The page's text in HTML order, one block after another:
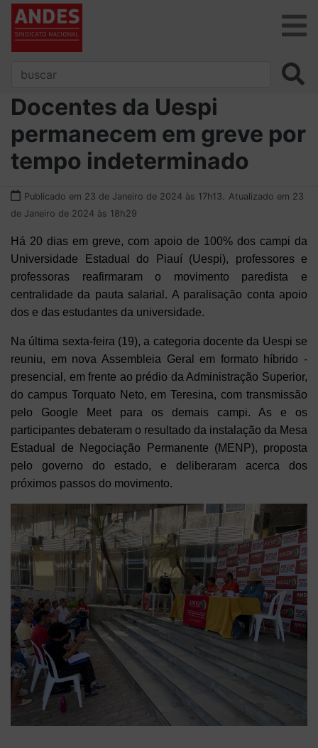
Docentes da Uespi
permanecem em greve por
tempo indeterminado
Publicado em 23 de Janeiro de 2024 às 17h13.
Atualizado em 23
de Janeiro de 2024 às 18h29
Há 20 dias em greve, com apoio de 100% dos campi da
Universidade Estadual do Piauí (Uespi), professores e
professoras reafirmaram o movimento paredista e
centralidade da pauta salarial. A paralisação conta apoio
dos e das estudantes da universidade.
Na última sexta-feira (19), a categoria docente da Uespi se
reuniu, em nova Assembleia Geral em formato híbrido -
presencial, em frente ao prédio da Administração Superior,
do campus Torquato Neto, em Teresina, com transmissão
pelo Google Meet para os demais campi. As e os
participantes debateram o resultado da instalação da Mesa
Estadual de Negociação Permanente (MENP), proposta
pelo governo do estado, e deliberaram acerca dos
próximos passos do movimento.